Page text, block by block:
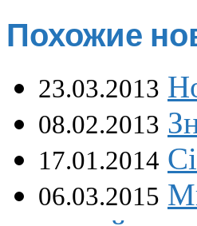
Похожие
23.03.2013
08.02.2013
17.01.2014
06.03.2015